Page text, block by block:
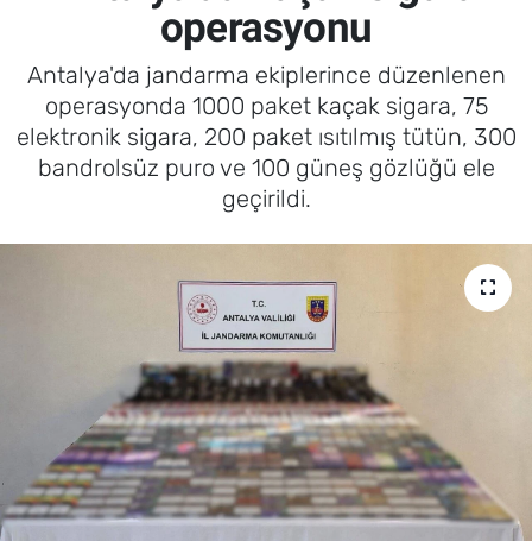
operasyonu
Antalya'da jandarma ekiplerince düzenlenen
operasyonda 1000 paket kaçak sigara, 75
elektronik sigara, 200 paket ısıtılmış tütün, 300
bandrolsüz puro ve 100 güneş gözlüğü ele
geçirildi.